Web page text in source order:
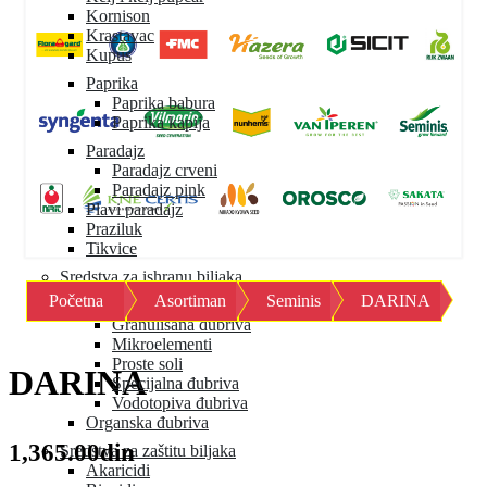
Kornison
Krastavac
Kupus
Paprika
Paprika babura
Paprika kapija
Paradajz
Paradajz crveni
Paradajz pink
Plavi paradajz
Praziluk
Tikvice
Sredstva za ishranu biljaka
Mineralna đubriva
Granulisana đubriva
Mikroelementi
Proste soli
Specijalna đubriva
Vodotopiva đubriva
Organska đubriva
Sredstva za zaštitu biljaka
Akaricidi
Početna Asortiman Seminis DARINA
DARINA
1,365.00din